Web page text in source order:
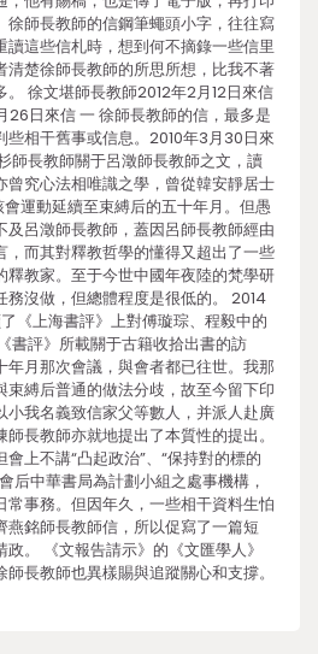
徐師長教師的信鋼筆蠅頭小字，往往寫
這些信札時，想到何不摘錄一些信里
清楚徐師長教師的所思所想，比我不著
徐文堪師長教師2012年2月12日來信
26日來信 一 徐師長教師的信，最多是
些相干舊事或信息。2010年3月30日來
師長教師關于呂澂師長教師之文，讀
曾究心法相唯識之學，曾從韓安靜居士
運動延續至束縛后的五十年月。但愚
呂澂師長教師，蓋因呂師長教師經由
，而其對釋教哲學的懂得又超出了一些
釋教家。至于今世中國年夜陸的梵學研
務沒做，但總體程度是很低的。 2014
《上海書評》上對傅璇琮、程毅中的
書評》所載關于古籍收拾出書的訪
月那次會議，與會者都已往世。我那
縛后普通的做法分歧，故至今留下印
小我名義致信家父等數人，并派人赴廣
長教師亦就地提出了本質性的提出。
上不講“凸起政治”、“保持對的標的
后中華書局為計劃小組之處事機構，
事務。但因年久，一些相干資料生怕
銘師長教師信，所以促寫了一篇短
。 《文報告請示》的《文匯學人》
長教師也異樣賜與追蹤關心和支撐。